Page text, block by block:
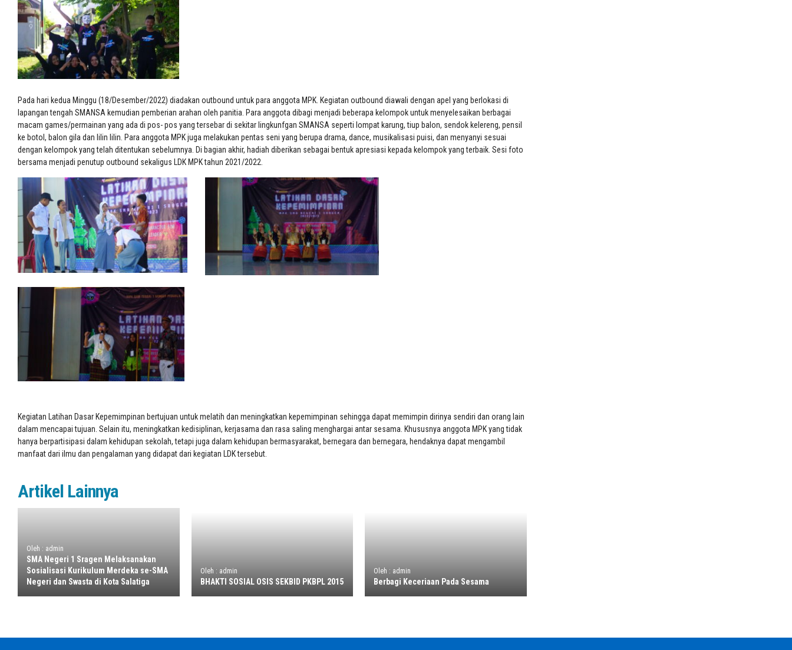
Pada hari kedua Minggu (18/Desember/2022) diadakan outbound untuk para anggota MPK. Kegiatan outbound diawali dengan apel yang berlokasi di
lapangan tengah SMANSA kemudian pemberian arahan oleh panitia. Para anggota dibagi menjadi beberapa kelompok untuk menyelesaikan berbagai
macam games/permainan yang ada di pos- pos yang tersebar di sekitar lingkunfgan SMANSA seperti lompat karung, tiup balon, sendok kelereng, pensil
ke botol, balon gila dan lilin lilin. Para anggota MPK juga melakukan pentas seni yang berupa drama, dance, musikalisasi puisi, dan menyanyi sesuai
dengan kelompok yang telah ditentukan sebelumnya. Di bagian akhir, hadiah diberikan sebagai bentuk apresiasi kepada kelompok yang terbaik. Sesi foto
bersama menjadi penutup outbound sekaligus LDK MPK tahun 2021/2022.
Kegiatan Latihan Dasar Kepemimpinan bertujuan untuk melatih dan meningkatkan kepemimpinan sehingga dapat memimpin dirinya sendiri dan orang lain
dalam mencapai tujuan. Selain itu, meningkatkan kedisiplinan, kerjasama dan rasa saling menghargai antar sesama. Khususnya anggota MPK yang tidak
hanya berpartisipasi dalam kehidupan sekolah, tetapi juga dalam kehidupan bermasyarakat, bernegara dan bernegara, hendaknya dapat mengambil
manfaat dari ilmu dan pengalaman yang didapat dari kegiatan LDK tersebut.
Artikel Lainnya
Oleh : admin
SMA Negeri 1 Sragen Melaksanakan
Sosialisasi Kurikulum Merdeka se-SMA
Negeri dan Swasta di Kota Salatiga
Oleh : admin
BHAKTI SOSIAL OSIS SEKBID PKBPL 2015
Oleh : admin
Berbagi Keceriaan Pada Sesama